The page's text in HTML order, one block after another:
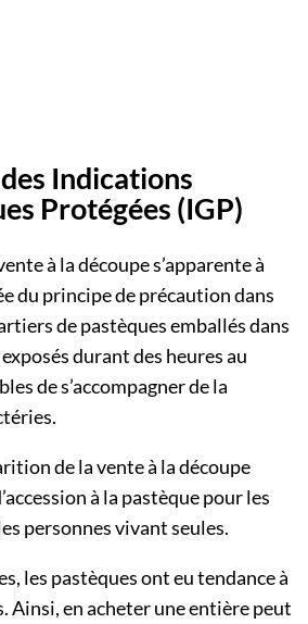
Indications
Protégées (IGP)
à la découpe s’apparente à
du principe de précaution dans
de pastèques emballés dans
durant des heures au
de s’accompagner de la
de la vente à la découpe
à la pastèque pour les
personnes vivant seules.
les pastèques ont eu tendance à
Ainsi, en acheter une entière peut